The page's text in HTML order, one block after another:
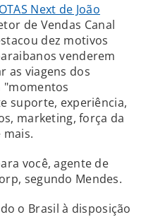
Next de João
de Vendas Canal
dez motivos
venderem
as viagens dos
"momentos
suporte, experiência,
marketing, força da
mais.
você, agente de
segundo Mendes.
o Brasil à disposição